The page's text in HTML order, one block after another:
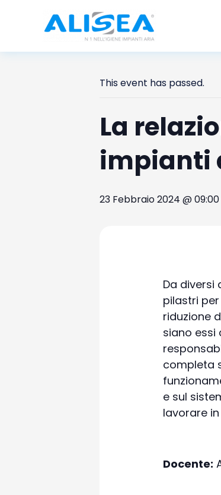
contenuto
This event has passed.
La
impianti
23 Febbraio 2024 @ 09:00
Da diversi
pilastri
riduzione
siano essi
completa
e sul
lavorare
Docente: